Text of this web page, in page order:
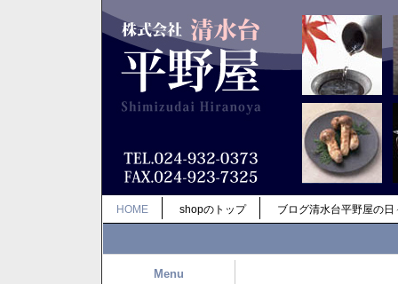
HOME shopのトップ ブログ清水台平野屋の日
Menu